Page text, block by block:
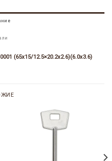
(65х15/12.5×20.2х2.6)(6.0х3.6)